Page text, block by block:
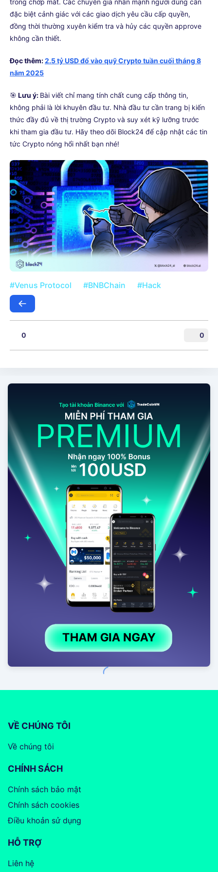
đặc biệt cảnh giác với các giao dịch yêu cầu cấp quyền,
đồng thời thường xuyên kiểm tra và hủy các quyền approve
không cần thiết.
Đọc thêm:2.5 tỷ USD đổ vào quỹ Crypto tuần cuối tháng 8
năm 2025
🎯 Lưu ý: Bài viết chỉ mang tính chất cung cấp thông tin,
không phải là lời khuyên đầu tư. Nhà đầu tư cần trang bị kiến
thức đầy đủ về thị trường Crypto và suy xét kỹ lưỡng trước
khi tham gia đầu tư. Hãy theo dõi Block24 để cập nhật các tin
tức Crypto nóng hổi nhất bạn nhé!
#Venus Protocol #BNBChain #Hack
0 0
VỀ CHÚNG TÔI
Về chúng tôi
CHÍNH SÁCH
Chính sách bảo mật
Chính sách cookies
Điều khoản sử dụng
HỖ TRỢ
Liên hệ